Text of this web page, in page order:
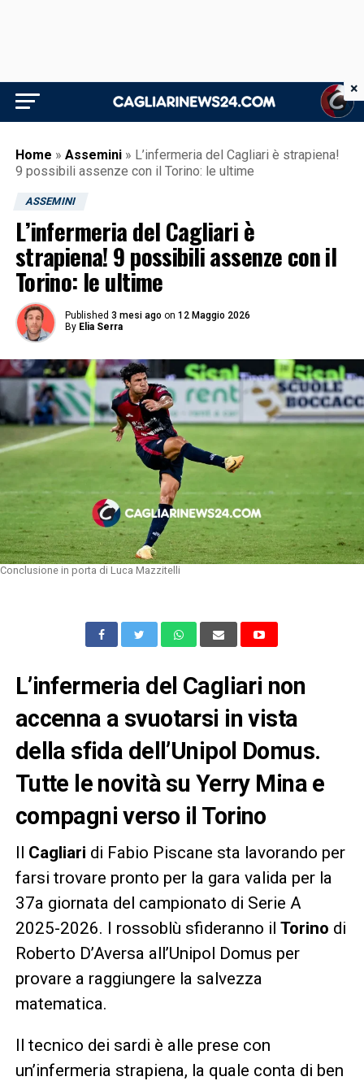
Home » Assemini » L’infermeria del Cagliari è strapiena!
9 possibili assenze con il Torino: le ultime
ASSEMINI
L’infermeria del Cagliari è
strapiena! 9 possibili assenze con il
Torino: le ultime
Published 3 mesi ago on 12 Maggio 2026
By Elia Serra
Conclusione in porta di Luca Mazzitelli
L’infermeria del Cagliari non
accenna a svuotarsi in vista
della sfida dell’Unipol Domus.
Tutte le novità su Yerry Mina e
compagni verso il Torino
Il Cagliari di Fabio Piscane sta lavorando per
farsi trovare pronto per la gara valida per la
37a giornata del campionato di Serie A
2025-2026. I rossoblù sfideranno il Torino di
Roberto D’Aversa all’Unipol Domus per
provare a raggiungere la salvezza
matematica.
Il tecnico dei sardi è alle prese con
un’infermeria strapiena, la quale conta di ben
×